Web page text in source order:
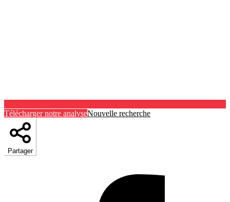
Télécharger notre analyseNouvelle recherche
Partager